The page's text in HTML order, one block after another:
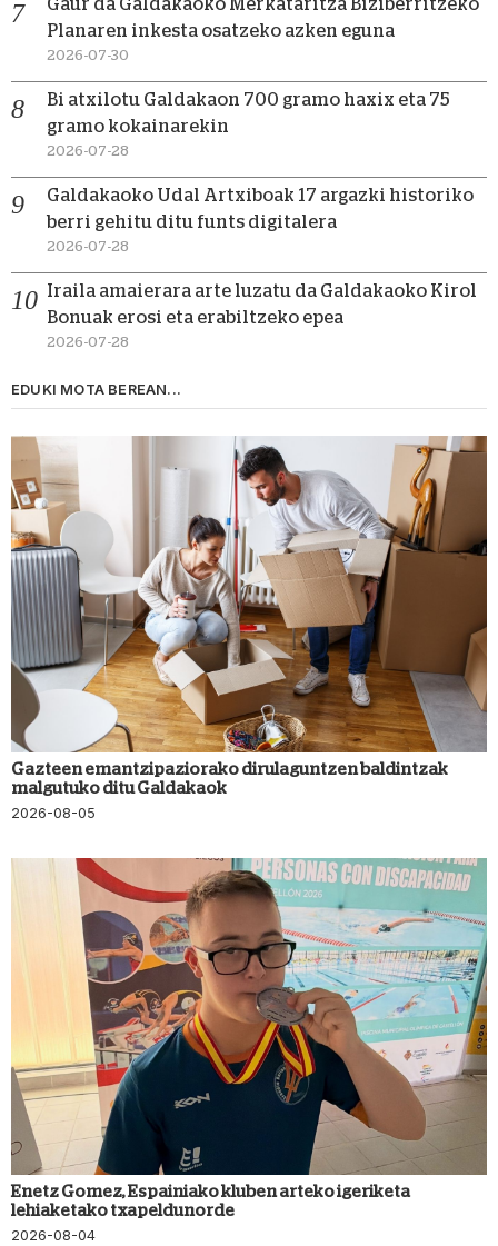
Gaur da Galdakaoko Merkataritza Biziberritzeko
Planaren inkesta osatzeko azken eguna
2026-07-30
Bi atxilotu Galdakaon 700 gramo haxix eta 75
gramo kokainarekin
2026-07-28
Galdakaoko Udal Artxiboak 17 argazki historiko
berri gehitu ditu funts digitalera
2026-07-28
Iraila amaierara arte luzatu da Galdakaoko Kirol
Bonuak erosi eta erabiltzeko epea
2026-07-28
EDUKI MOTA BEREAN...
Gazteen emantzipaziorako dirulaguntzen baldintzak
malgutuko ditu Galdakaok
2026-08-05
Enetz Gomez, Espainiako kluben arteko igeriketa
lehiaketako txapeldunorde
2026-08-04